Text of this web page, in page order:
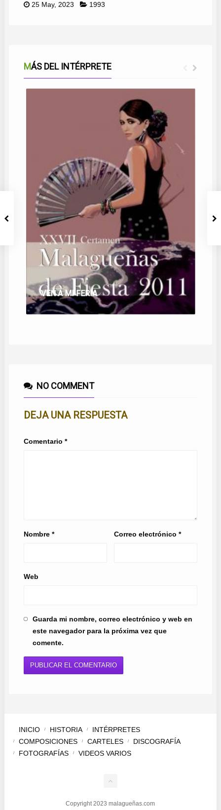
25 May, 2023 1993
MÁS DEL INTÉRPRETE
VEN A MI FERIA
NO COMMENT
DEJA UNA RESPUESTA
Comentario *
Nombre * Correo electrónico*
Web
Guarda mi nombre, correo electrónico y web en
este navegador para la próxima vez que
comente.
Copyright 2023 malagueñas.com
INICIO HISTORIA
INTÉRPRETES
COMPOSICIONES
CARTELES
DISCOGRAFÍA
FOTOGRAFÍAS
VIDEOS VARIOS